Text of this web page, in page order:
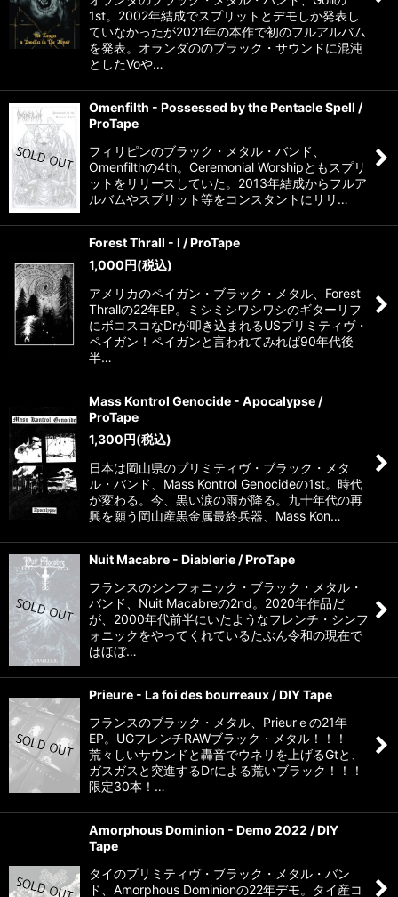
1st。2002年結成でスプリットとデモしか発表し
ていなかったが2021年の本作で初のフルアルバム
を発表。オランダののブラック・サウンドに混沌
としたVoや…
Omenfilth - Possessed by the Pentacle Spell /
ProTape
フィリピンのブラック・メタル・バンド、
Omenfilthの4th。Ceremonial Worshipともスプリ
ットをリリースしていた。2013年結成からフルア
ルバムやスプリット等をコンスタントにリリ…
Forest Thrall - I / ProTape
1,000円(税込)
アメリカのペイガン・ブラック・メタル、Forest
Thrallの22年EP。ミシミシワシワシのギターリフ
にボコスコなDrが叩き込まれるUSプリミティヴ・
ペイガン！ペイガンと言われてみれば90年代後
半…
Mass Kontrol Genocide - Apocalypse /
ProTape
1,300円(税込)
日本は岡山県のプリミティヴ・ブラック・メタ
ル・バンド、Mass Kontrol Genocideの1st。時代
が変わる。今、黒い涙の雨が降る。九十年代の再
興を願う岡山産黒金属最終兵器、Mass Kon…
Nuit Macabre - Diablerie / ProTape
フランスのシンフォニック・ブラック・メタル・
バンド、Nuit Macabreの2nd。2020年作品だ
が、2000年代前半にいたようなフレンチ・シンフ
ォニックをやってくれているたぶん令和の現在で
はほぼ…
Prieure - La foi des bourreaux / DIY Tape
フランスのブラック・メタル、Prieurｅの21年
EP。UGフレンチRAWブラック・メタル！！！
荒々しいサウンドと轟音でウネリを上げるGtと、
ガスガスと突進するDrによる荒いブラック！！！
限定30本！…
Amorphous Dominion - Demo 2022 / DIY
Tape
タイのプリミティヴ・ブラック・メタル・バン
ド、Amorphous Dominionの22年デモ。タイ産コ